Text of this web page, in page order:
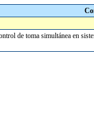
de toma simultánea en